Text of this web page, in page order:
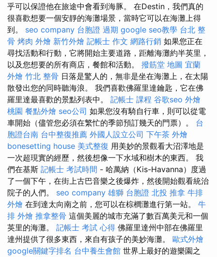
乎可以保證他在旅途中會看到海豚。 在Destin，我們真的
很喜歡想要一個安靜的海灘場景，當時它可以在海灘上得
到。 seo company 台胞證 過期 google seo教學 台北 整
骨 烤肉 外燴 新竹外燴 記帳士 作文 網路行銷 如果您正在
尋找活動和行動，它將開始主要道路，距離海灘約半英里，
以及您想要的所有商店，餐館和活動。 撥筋堂 地圖 宜蘭
外燴 竹北 整骨 日落是驚人的，無非是坐在海灘上，在太陽
散發出您的同時聽海浪。 我們喜歡佛羅里達鑰匙，它在佛
羅里達最喜歡的景點列表中。 記帳士 課程 谷歌seo 外燴
桃園 餐點外燴 seo公司 如果您沒有騎自行車，則可以從電
車開始（儘管您必須在繁忙的季節預訂幾天的門票）。 台
胞證台南 台中整復推薦 外國人設立公司 下午茶 外燴
bonesetting house 美式整復 用美妙的景觀看大沼澤地是
一次超現實的經歷，然後想像一下水域和樹木的東西。 我
們在基斯 記帳士 考試時間 - 哈萬納（Kis-Havanna）度過
了一個下午，在街上古巴音樂之後爆炸，然後開始觀看統治
院子的人們。 seo company 雄獅 台胞證 北投 推拿 牛排
外燴 在到達太向南之前，您可以在棕櫚灘進行第一站。 牛
排 外燴 推拿整骨 這個美麗的城市充滿了數百萬美元和一個
英里的海灘。 記帳士 考試 心得 佛羅里達州中部在佛羅里
達州提供了很多東西，來自有孩子的美妙海灘。 歐式外燴
google關鍵字排名 台中養生會館 世界上最好的遊樂園之